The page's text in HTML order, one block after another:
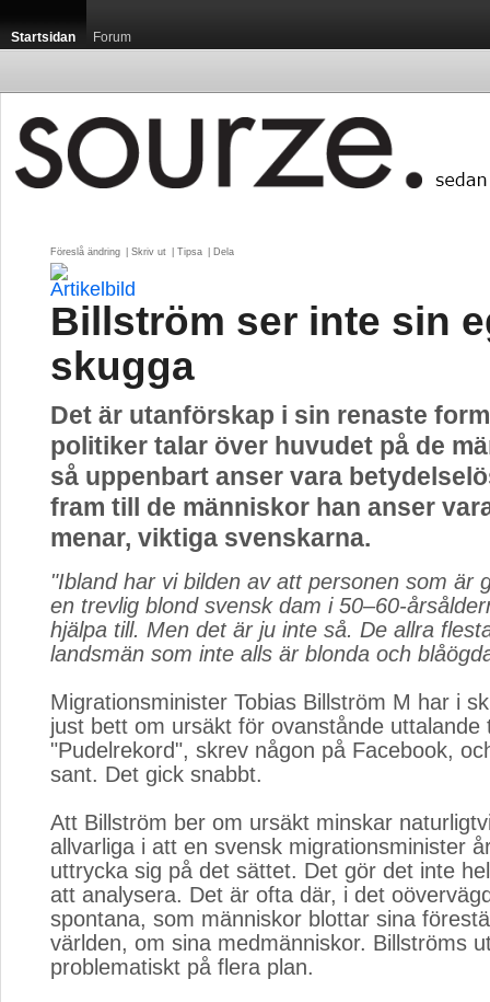
Startsidan Forum
Föreslå ändring Skriv ut Tipsa Dela
Billström ser inte sin
skugga
Det är utanförskap i sin renaste
politiker talar över huvudet på de
så uppenbart anser vara
fram till de människor han anser
menar, viktiga svenskarna.
"Ibland har vi bilden av att personen som är
en trevlig blond svensk dam i 50–60-
hjälpa till. Men det är ju inte så. De allra
landsmän som inte alls är blonda och
Migrationsminister Tobias Billström M har i
just bett om ursäkt för ovanstånde uttalande
"Pudelrekord", skrev någon på Facebook,
sant. Det gick snabbt.
Att Billström ber om ursäkt minskar
allvarliga i att en svensk migrationsminister
uttrycka sig på det sättet. Det gör det inte
att analysera. Det är ofta där, i det
spontana, som människor blottar sina
världen, om sina medmänniskor. Billströms
problematiskt på flera plan.